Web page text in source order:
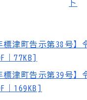
標津町告示第38号】
｜77KB]
標津町告示第39号】
｜169KB]